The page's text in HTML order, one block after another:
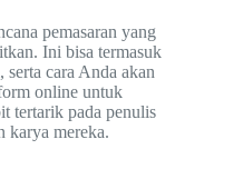
pemasaran yang
Ini bisa termasuk
cara Anda akan
online untuk
tertarik pada penulis
karya mereka.